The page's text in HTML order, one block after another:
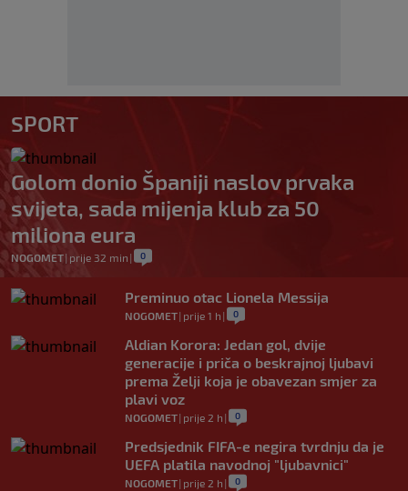
SPORT
Golom donio Španiji naslov prvaka
svijeta, sada mijenja klub za 50
miliona eura
NOGOMET| prije 32 min | 0
Preminuo otac Lionela Messija
NOGOMET| prije 1 h | 0
Aldian Korora: Jedan gol, dvije
generacije i priča o beskrajnoj ljubavi
prema Želji koja je obavezan smjer za
plavi voz
NOGOMET| prije 2 h | 0
Predsjednik FIFA-e negira tvrdnju da je
UEFA platila navodnoj "ljubavnici"
NOGOMET| prije 2 h | 0